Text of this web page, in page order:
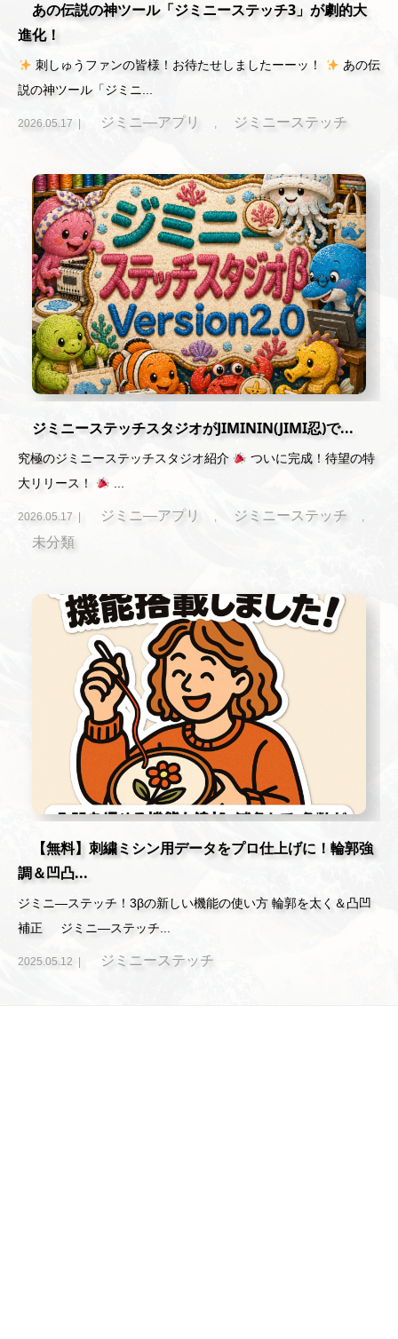
あの伝説の神ツール「ジミニーステッチ3」が劇的大
進化！
刺しゅうファンの皆様！お待たせしましたーーッ！
あの伝
説の神ツール「ジミニ...
2026.05.17 ジミニ―アプリ , ジミニーステッチ
ジミニーステッチスタジオがJIMININ(JIMI忍)で...
究極のジミニーステッチスタジオ紹介
ついに完成！待望の特
大リリース！
...
2026.05.17 ジミニ―アプリ , ジミニーステッチ ,
未分類
【無料】刺繍ミシン用データをプロ仕上げに！輪郭強
調＆凹凸...
ジミニ―ステッチ！3βの新しい機能の使い方 輪郭を太く＆凸凹
補正 ジミニ―ステッチ...
2025.05.12 ジミニーステッチ